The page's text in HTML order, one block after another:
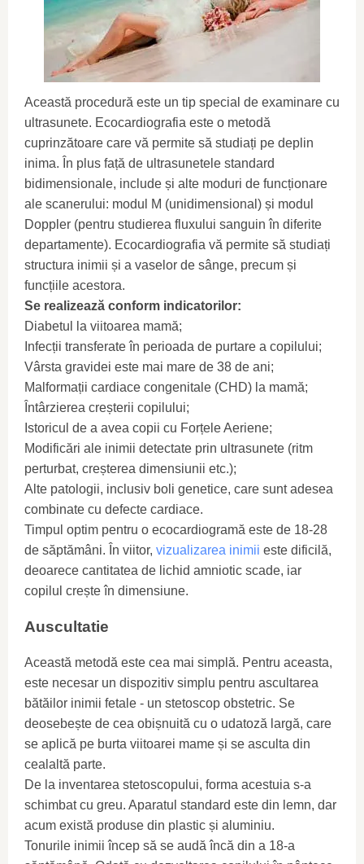
Această procedură este un tip special de examinare cu
ultrasunete. Ecocardiografia este o metodă
cuprinzătoare care vă permite să studiați pe deplin
inima. În plus față de ultrasunetele standard
bidimensionale, include și alte moduri de funcționare
ale scanerului: modul M (unidimensional) și modul
Doppler (pentru studierea fluxului sanguin în diferite
departamente). Ecocardiografia vă permite să studiați
structura inimii și a vaselor de sânge, precum și
funcțiile acestora.
Se realizează conform indicatorilor:
Diabetul la viitoarea mamă;
Infecții transferate în perioada de purtare a copilului;
Vârsta gravidei este mai mare de 38 de ani;
Malformații cardiace congenitale (CHD) la mamă;
Întârzierea creșterii copilului;
Istoricul de a avea copii cu Forțele Aeriene;
Modificări ale inimii detectate prin ultrasunete (ritm
perturbat, creșterea dimensiunii etc.);
Alte patologii, inclusiv boli genetice, care sunt adesea
combinate cu defecte cardiace.
Timpul optim pentru o ecocardiogramă este de 18-28
de săptămâni. În viitor, vizualizarea inimii este dificilă,
deoarece cantitatea de lichid amniotic scade, iar
copilul crește în dimensiune.
Auscultatie
Această metodă este cea mai simplă. Pentru aceasta,
este necesar un dispozitiv simplu pentru ascultarea
bătăilor inimii fetale - un stetoscop obstetric. Se
deosebește de cea obișnuită cu o udatoză largă, care
se aplică pe burta viitoarei mame și se asculta din
cealaltă parte.
De la inventarea stetoscopului, forma acestuia s-a
schimbat cu greu. Aparatul standard este din lemn, dar
acum există produse din plastic și aluminiu.
Tonurile inimii încep să se audă încă din a 18-a